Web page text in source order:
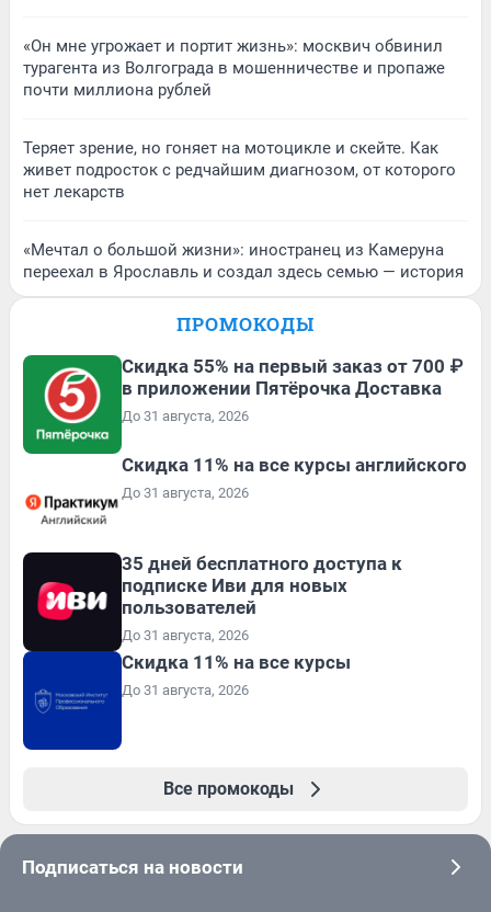
«Он мне угрожает и портит жизнь»: москвич обвинил
турагента из Волгограда в мошенничестве и пропаже
почти миллиона рублей
Теряет зрение, но гоняет на мотоцикле и скейте. Как
живет подросток с редчайшим диагнозом, от которого
нет лекарств
«Мечтал о большой жизни»: иностранец из Камеруна
переехал в Ярославль и создал здесь семью — история
ПРОМОКОДЫ
Скидка 55% на первый заказ от 700 ₽
в приложении Пятёрочка Доставка
До 31 августа, 2026
Скидка 11% на все курсы английского
До 31 августа, 2026
35 дней бесплатного доступа к
подписке Иви для новых
пользователей
До 31 августа, 2026
Скидка 11% на все курсы
До 31 августа, 2026
Все промокоды
Подписаться на новости